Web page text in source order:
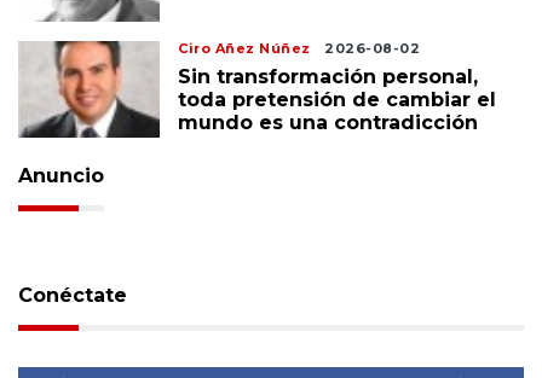
Ciro Añez Núñez 2026-08-02
Sin transformación personal,
toda pretensión de cambiar el
mundo es una contradicción
Anuncio
Conéctate